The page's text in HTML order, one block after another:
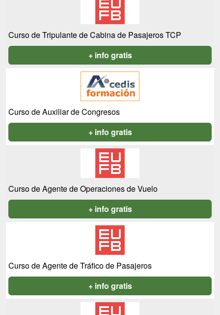
Curso de Tripulante de Cabina de Pasajeros TCP
+ info gratis
Curso de Auxiliar de Congresos
+ info gratis
Curso de Agente de Operaciones de Vuelo
+ info gratis
Curso de Agente de Tráfico de Pasajeros
+ info gratis